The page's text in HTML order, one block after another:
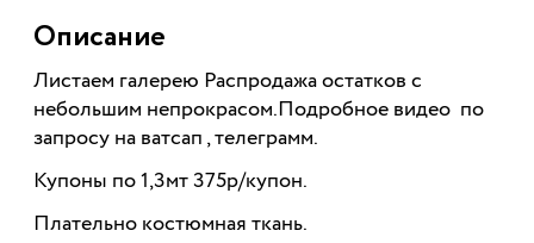
Описание
Листаем галерею Распродажа остатков с
небольшим непрокрасом.Подробное видео по
запросу на ватсап , телеграмм.
Купоны по 1,3мт 375р/купон.
Плательно костюмная ткань.